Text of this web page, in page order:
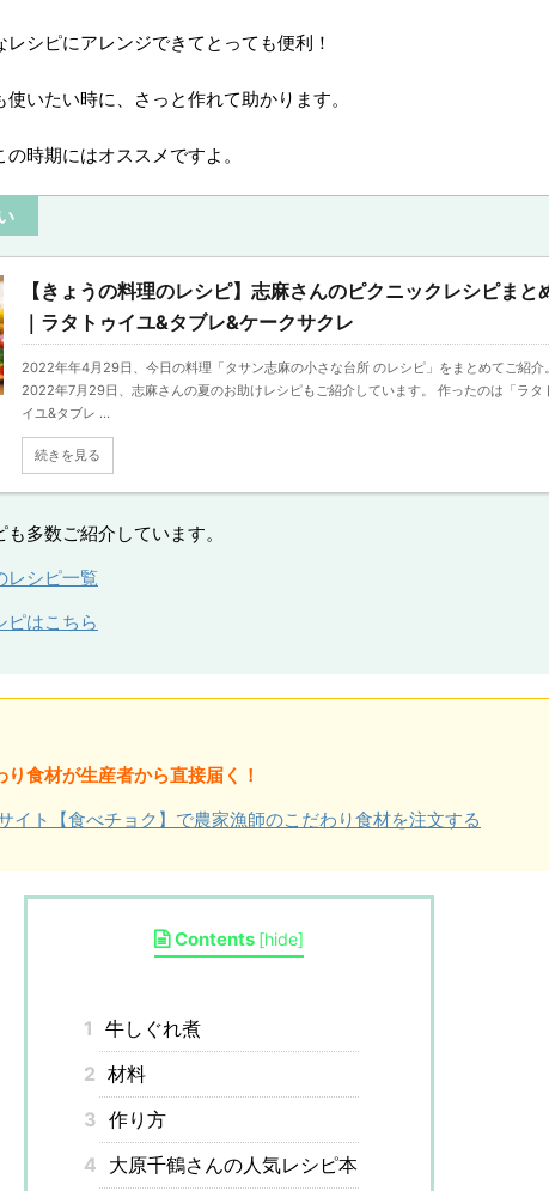
シピにアレンジできてとっても便利！
いたい時に、さっと作れて助かります。
時期にはオススメですよ。
【きょうの料理のレシピ】志麻さんのピクニックレシピまと
｜ラタトゥイユ&タブレ&ケークサクレ
2022年年4月29日、今日の料理「タサン志麻の小さな台所 のレシピ」をまとめてご紹介。
2022年7月29日、志麻さんの夏のお助けレシピもご紹介しています。 作ったのは「ラタ
イユ&タブレ ...
続きを見る
多数ご紹介しています。
レシピ一覧
ピはこちら
食材が生産者から直接届く！
イト【食べチョク】で農家漁師のこだわり食材を注文する
Contents [hide]
1 牛しぐれ煮
2 材料
3 作り方
4 大原千鶴さんの人気レシピ本